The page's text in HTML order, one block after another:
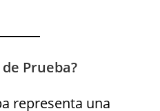
Prueba?
representa una